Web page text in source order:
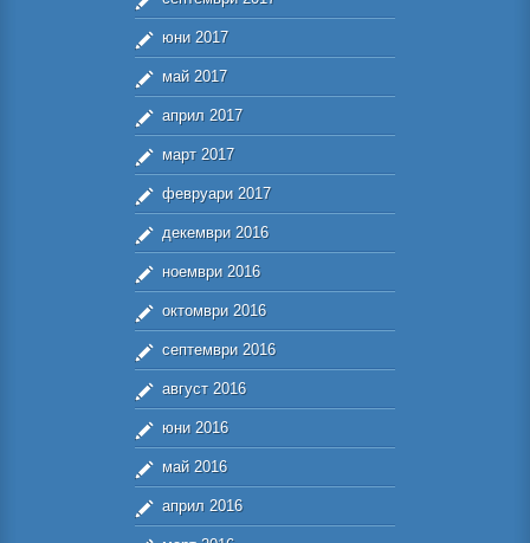
юни 2017
май 2017
април 2017
март 2017
февруари 2017
декември 2016
ноември 2016
октомври 2016
септември 2016
август 2016
юни 2016
май 2016
април 2016